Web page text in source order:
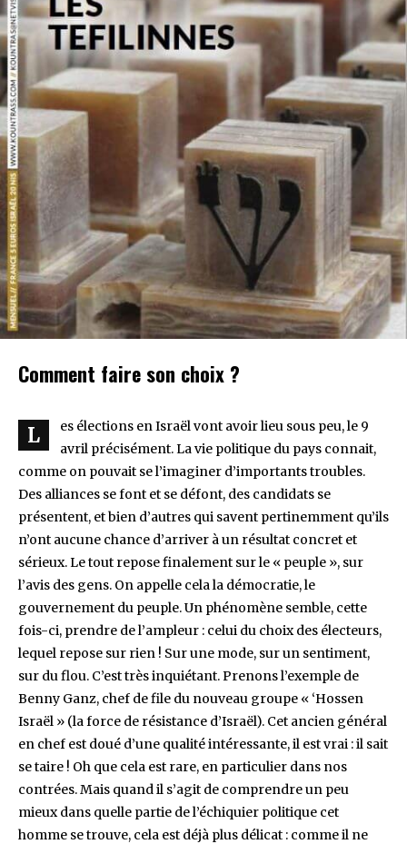
Comment faire son choix ?
L
es élections en Israël vont avoir lieu sous peu, le 9
avril précisément. La vie politique du pays connait,
comme on pouvait se l’imaginer d’importants troubles.
Des alliances se font et se défont, des candidats se
présentent, et bien d’autres qui savent pertinemment qu’ils
n’ont aucune chance d’arriver à un résultat concret et
sérieux. Le tout repose finalement sur le « peuple », sur
l’avis des gens. On appelle cela la démocratie, le
gouvernement du peuple. Un phénomène semble, cette
fois-ci, prendre de l’ampleur : celui du choix des électeurs,
lequel repose sur rien ! Sur une mode, sur un sentiment,
sur du flou. C’est très inquiétant. Prenons l’exemple de
Benny Ganz, chef de file du nouveau groupe « ‘Hossen
Israël » (la force de résistance d’Israël). Cet ancien général
en chef est doué d’une qualité intéressante, il est vrai : il sait
se taire ! Oh que cela est rare, en particulier dans nos
contrées. Mais quand il s’agit de comprendre un peu
mieux dans quelle partie de l’échiquier politique cet
homme se trouve, cela est déjà plus délicat : comme il ne